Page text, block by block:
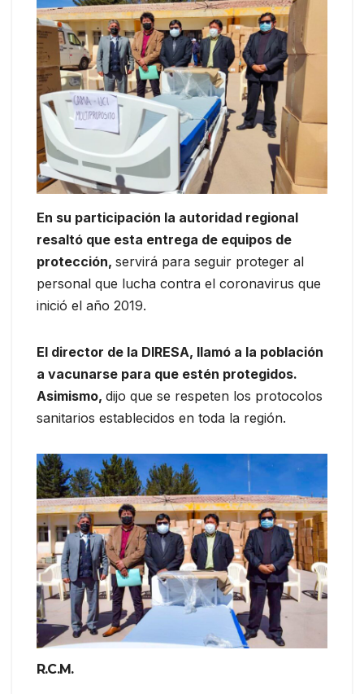
En su participación la autoridad regional
resaltó que esta entrega de equipos de
protección, servirá para seguir proteger al
personal que lucha contra el coronavirus que
inició el año 2019.
El director de la DIRESA, llamó a la población
a vacunarse para que estén protegidos.
Asimismo, dijo que se respeten los protocolos
sanitarios establecidos en toda la región.
R.C.M.